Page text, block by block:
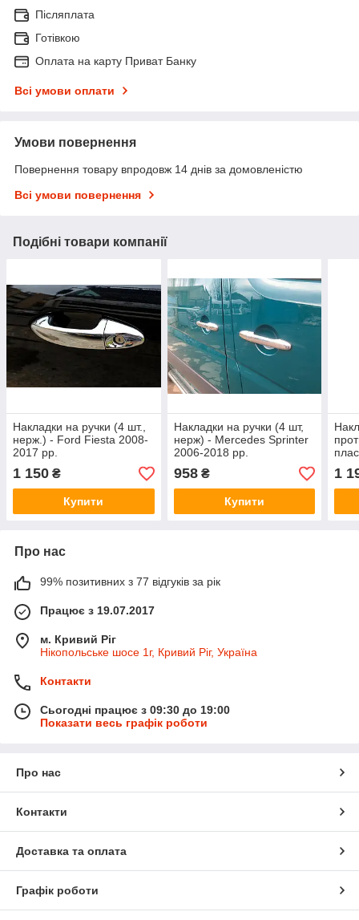
Післяплата
Готівкою
Оплата на карту Приват Банку
Всі умови оплати
Умови повернення
Повернення товару впродовж 14 днів за домовленістю
Всі умови повернення
Подібні товари компанії
Накладки на ручки (4 шт.,
нерж.) - Ford Fiesta 2008-
2017 рр.
1 150 ₴
Купити
Накладки на ручки (4 шт,
нерж) - Mercedes Sprinter
2006-2018 рр.
958₴
Купити
1
Про нас
99% позитивних з 77 відгуків за рік
Працює з 19.07.2017
м. Кривий Ріг
Нікопольське шосе 1г, Кривий Ріг, Україна
Контакти
Сьогодні працює з 09:30 до 19:00
Показати весь графік роботи
Про нас
Контакти
Доставка та оплата
Графік роботи